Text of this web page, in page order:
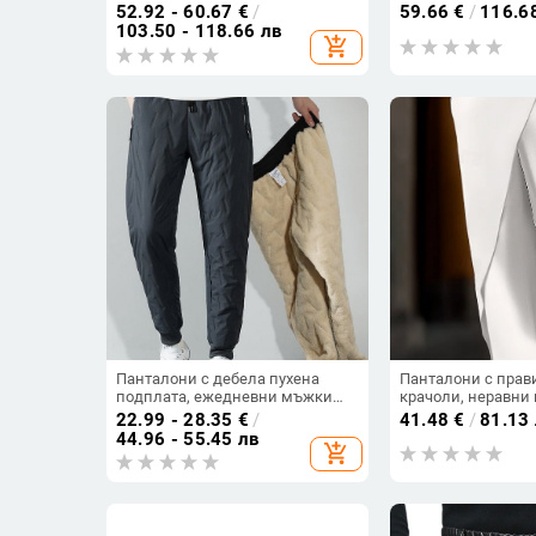
корейски стил, средна талия,
есен 2025
52.92 - 60.67 € /
103.50 - 118.66 лв
add_shopping_cart
водоустойчиви,
с флийс
едноцветни,
59.66 € /
Панталони с дебела пухена
подплата, ежедневни мъжки
панталони, двойки,
североизточни пътни
водоустойчиви памучни
панталони, топли дебели
22.99 - 28.35 € /
44.96 - 55.45 лв
add_shopping_cart
Панталони с
крачоли,
копче детайл,
памучен микс
41.48 € /81.13